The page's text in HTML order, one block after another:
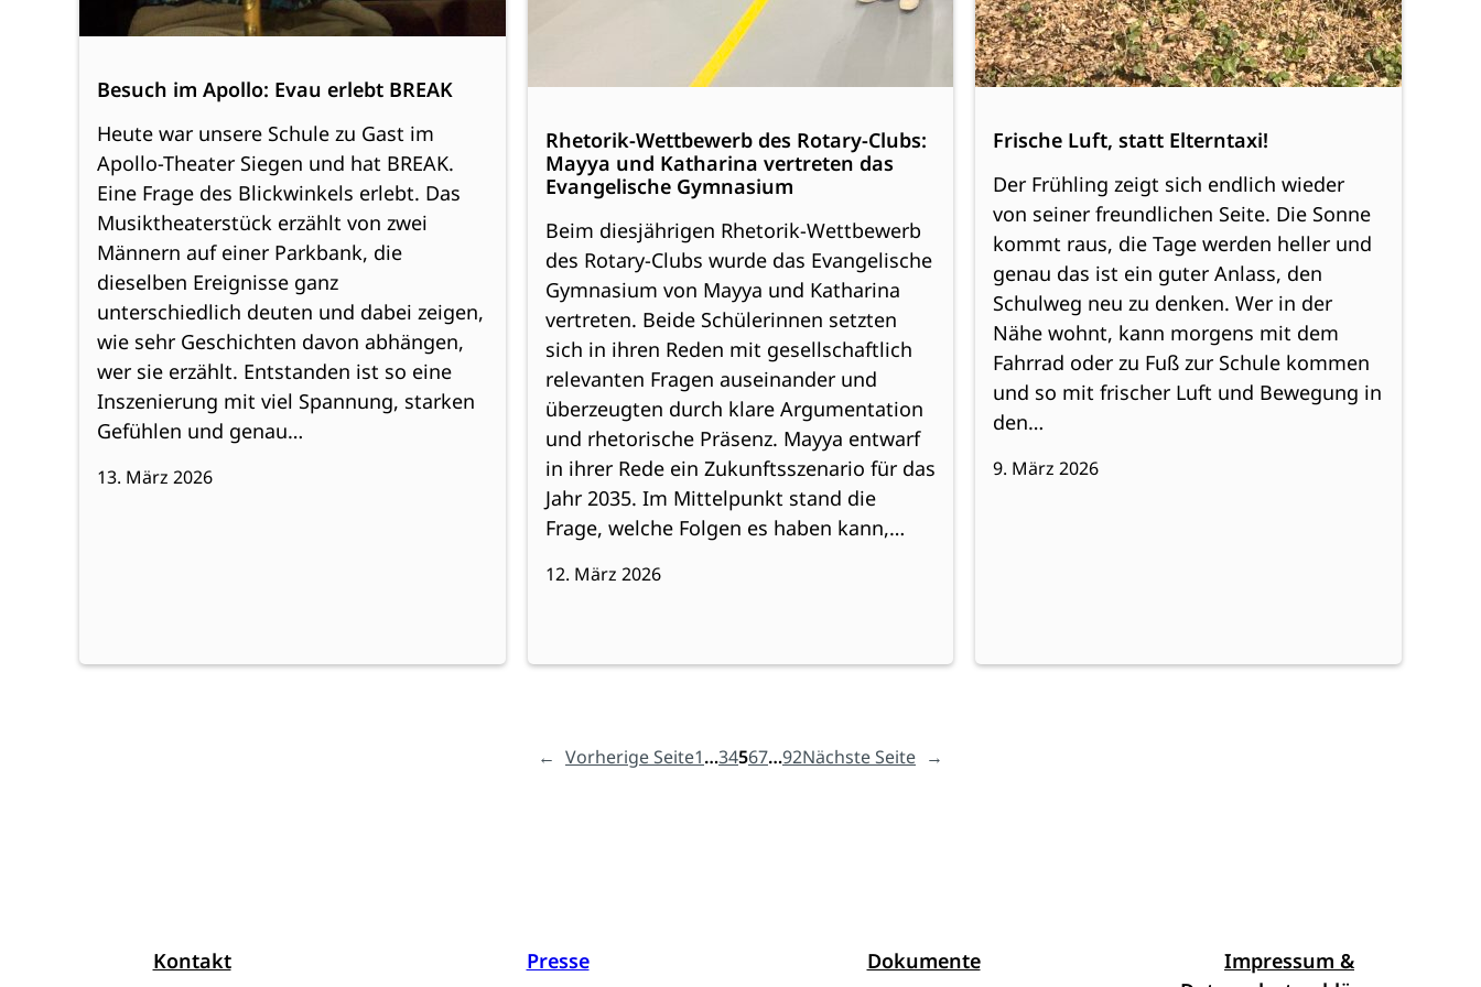
Besuch im Apollo: Evau erlebt BREAK
Heute war unsere Schule zu Gast im
Apollo-Theater Siegen und hat BREAK.
Eine Frage des Blickwinkels erlebt. Das
Musiktheaterstück erzählt von zwei
Männern auf einer Parkbank, die
dieselben Ereignisse ganz
unterschiedlich deuten und dabei zeigen,
wie sehr Geschichten davon abhängen,
wer sie erzählt. Entstanden ist so eine
Inszenierung mit viel Spannung, starken
Gefühlen und genau…
13. März 2026
Rhetorik-Wettbewerb des Rotary-Clubs:
Mayya und Katharina vertreten das
Evangelische Gymnasium
Beim diesjährigen Rhetorik-Wettbewerb
des Rotary-Clubs wurde das Evangelische
Gymnasium von Mayya und Katharina
vertreten. Beide Schülerinnen setzten
sich in ihren Reden mit gesellschaftlich
relevanten Fragen auseinander und
überzeugten durch klare Argumentation
und rhetorische Präsenz. Mayya entwarf
in ihrer Rede ein Zukunftsszenario für das
Jahr 2035. Im Mittelpunkt stand die
Frage, welche Folgen es haben kann,…
12. März 2026
Frische Luft, statt Elterntaxi!
Der Frühling zeigt sich endlich wieder
von seiner freundlichen Seite. Die Sonne
kommt raus, die Tage werden heller und
genau das ist ein guter Anlass, den
Schulweg neu zu denken. Wer in der
Nähe wohnt, kann morgens mit dem
Fahrrad oder zu Fuß zur Schule kommen
und so mit frischer Luft und Bewegung in
den…
9. März 2026
← Vorherige Seite1…34567…92Nächste Seite →
Kontakt Presse Dokumente
Impressum &